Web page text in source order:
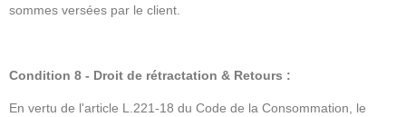
sommes versées par le client.
Condition 8 - Droit de rétractation & Retours :
En vertu de l'article L.221-18 du Code de la Consommation, le